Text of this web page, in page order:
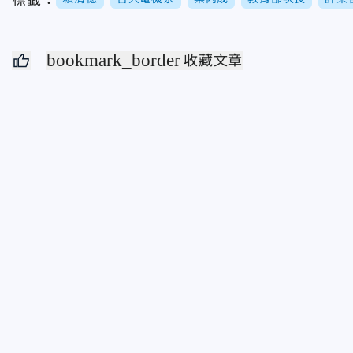
bookmark_border 收藏文章